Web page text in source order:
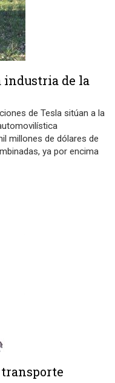
industria de la
de Tesla sitúan a la
millones de dólares de
ya por encima